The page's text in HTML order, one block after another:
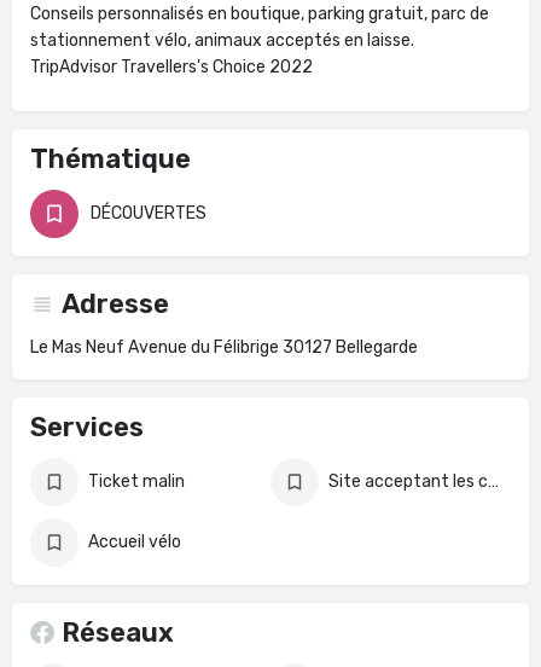
Conseils personnalisés en boutique, parking gratuit, parc de
stationnement vélo, animaux acceptés en laisse.
TripAdvisor Travellers's Choice 2022
Thématique
DÉCOUVERTES
Adresse
Le Mas Neuf Avenue du Félibrige 30127 Bellegarde
Services
Ticket malin Site acceptant les chiens
Accueil vélo
Réseaux